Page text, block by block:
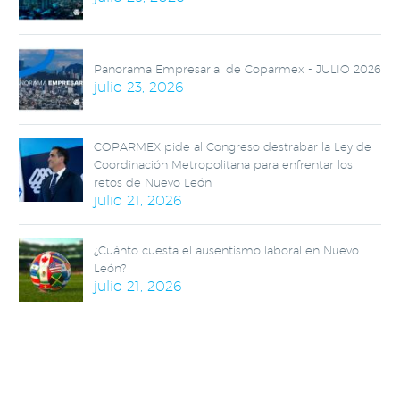
Panorama Empresarial de Coparmex - JULIO 2026
julio 23, 2026
COPARMEX pide al Congreso destrabar la Ley de
Coordinación Metropolitana para enfrentar los
retos de Nuevo León
julio 21, 2026
¿Cuánto cuesta el ausentismo laboral en Nuevo
León?
julio 21, 2026